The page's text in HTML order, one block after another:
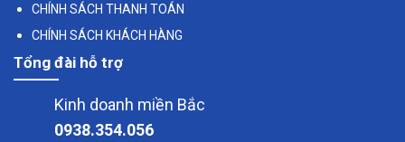
CHÍNH SÁCH THANH TOÁN
CHÍNH SÁCH KHÁCH HÀNG
Tổng đài hỗ trợ
Kinh doanh miền Bắc
0938.354.056